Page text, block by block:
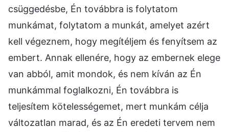
csüggedésbe, Én továbbra is folytatom
munkámat, folytatom a munkát, amelyet azért
kell végeznem, hogy megítéljem és fenyítsem az
embert. Annak ellenére, hogy az embernek elege
van abból, amit mondok, és nem kíván az Én
munkámmal foglalkozni, Én továbbra is
teljesítem kötelességemet, mert munkám célja
változatlan marad, és az Én eredeti tervem nem